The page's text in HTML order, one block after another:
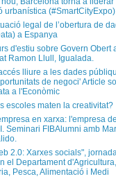
urbanística (#SmartCityExpo)
legal de l’obertura de
a Espanya
d'estiu sobre Govern Obert
Ramon Llull, Igualada.
lliure a les dades
de negoci' Article
a l'Econòmic
escoles maten la creativitat?
en xarxa: l'empresa del
Seminari FIBAlumni amb
2.0: Xarxes socials",
el Departament d'Agricultura,
Pesca, Alimentació i Medi